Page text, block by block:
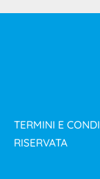
TERMINI E
RISERVATA